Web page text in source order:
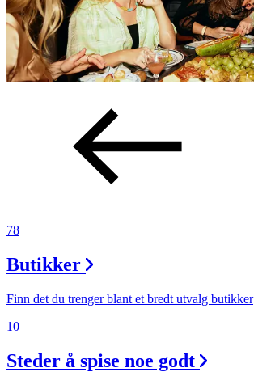
78
Butikker
Finn det du trenger blant et bredt utvalg butikker
10
Steder å spise noe godt